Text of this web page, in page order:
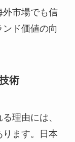
外市場でも信
ド価値の向
術
理由には、
ます。日本